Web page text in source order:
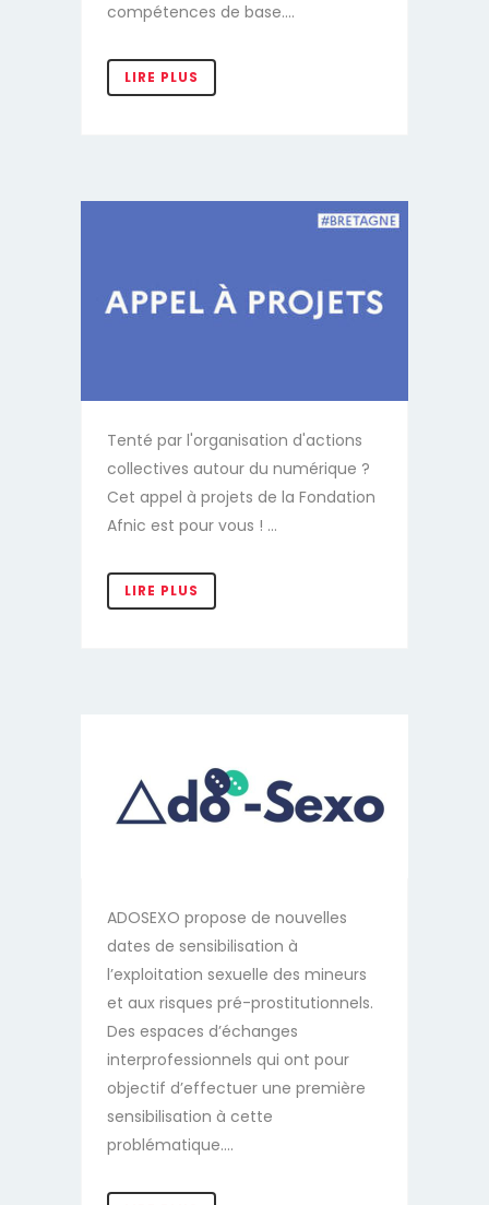
compétences de base....
Tenté par l'organisation d'actions
collectives autour du numérique ?
Cet appel à projets de la Fondation
Afnic est pour vous ! ...
ADOSEXO propose de nouvelles
dates de sensibilisation à
l’exploitation sexuelle des mineurs
et aux risques pré-prostitutionnels.
Des espaces d’échanges
interprofessionnels qui ont pour
objectif d’effectuer une première
sensibilisation à cette
problématique....